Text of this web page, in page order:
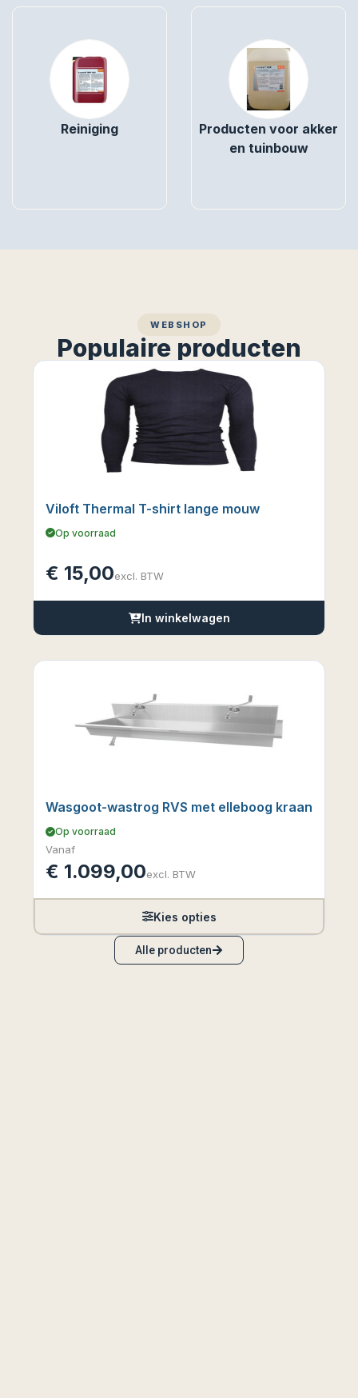
Reiniging
Producten voor akker
en tuinbouw
WEBSHOP
Populaire producten
Viloft Thermal T-shirt lange mouw
Op voorraad
€ 15,00excl. BTW
In winkelwagen
Wasgoot-wastrog RVS met elleboog kraan
Op voorraad
Vanaf
€ 1.099,00excl. BTW
Kies opties
Alle producten